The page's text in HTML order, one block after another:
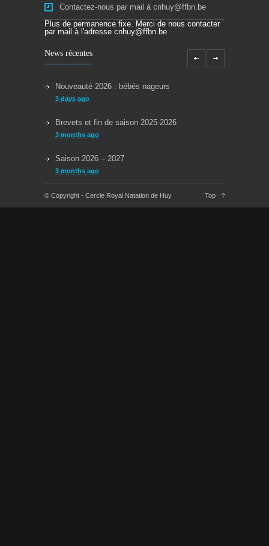
Contactez-nous par mail à cnhuy@ffbn.be
Plus de permanence fixe. Merci de nous contacter
par mail à l'adresse cnhuy@ffbn.be
News récentes
Nouveauté 2026 : bébés nageurs
3 days ago
Brevets et fin de saison 2025-2026
3 months ago
Saison 2026 – 2027
3 months ago
Reprise des cours la semaine du 08/09/2025
11 months ago
© Copyright - Cercle Royal Natation de Huy Top